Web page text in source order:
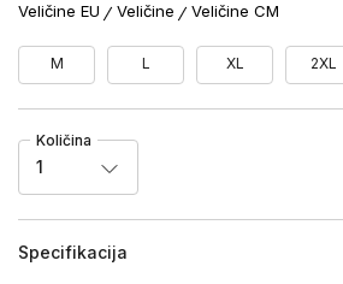
Veličine EU Veličine Veličine CM
M L XL 2XL
Količina
1
Specifikacija